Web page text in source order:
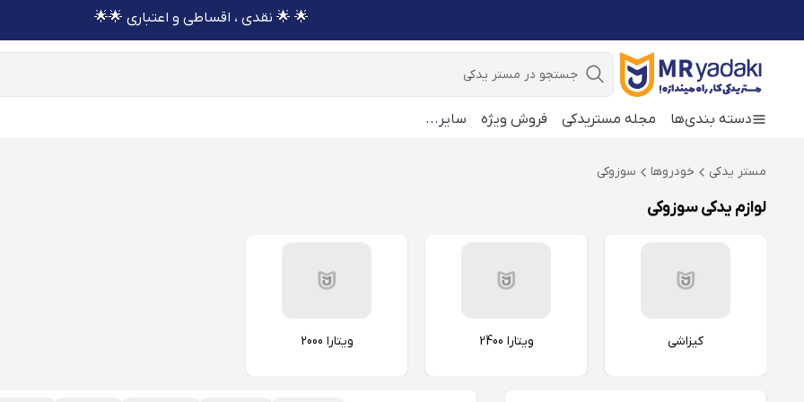
🌟 🌟 نقدی ، اقساطی و اعتباری 🌟🌟
جستجو
دسته بندی‌ها
مجله مستریدکی فروش ویژه سایر ...
مستر یدکی خودروها سوزوکی
لوازم یدکی سوزوکی
کیزاشی ویتارا 2400 ویتارا 2000